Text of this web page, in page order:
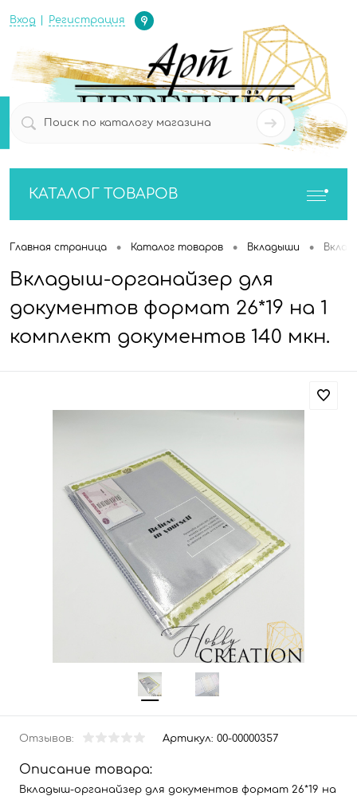
Вход Регистрация
Определение
0
КАТАЛОГ ТОВАРОВ
Главная страница • Каталог товаров • Вкладыши •
Вкладыш-органайзер для
документов формат 26*19 на 1
комплект документов 140 мкн.
Отзывов: Артикул: 00-00000357
Описание товара:
Вкладыш-органайзер для документов формат 26*19 на